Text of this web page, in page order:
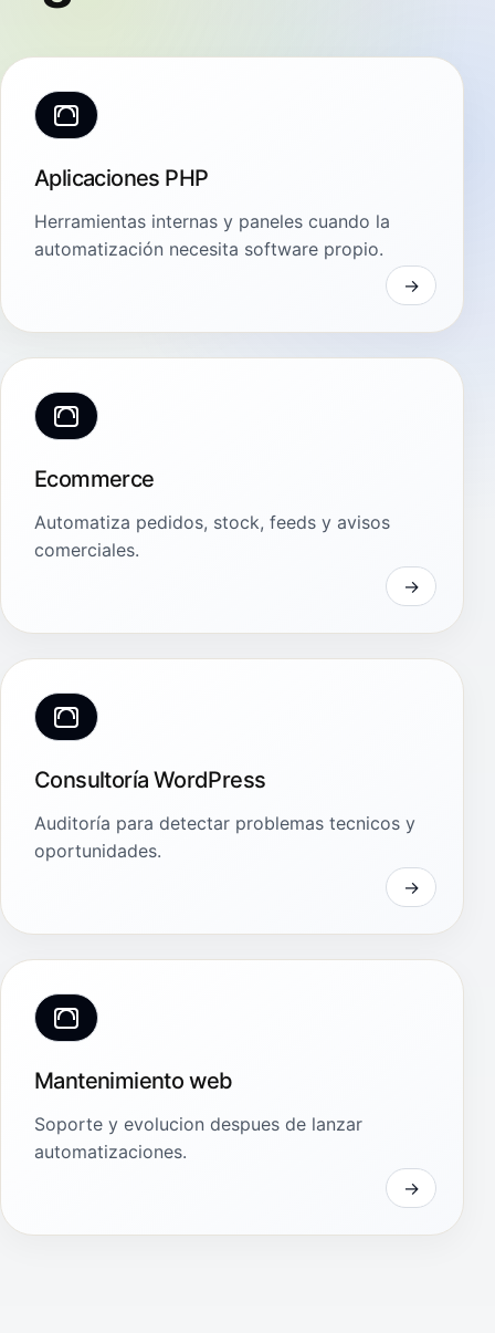
Aplicaciones PHP
Herramientas internas y paneles cuando la
automatización necesita software propio.
Ecommerce
Automatiza pedidos, stock, feeds y avisos
comerciales.
Consultoría WordPress
Auditoría para detectar problemas tecnicos y
oportunidades.
Mantenimiento web
Soporte y evolucion despues de lanzar
automatizaciones.